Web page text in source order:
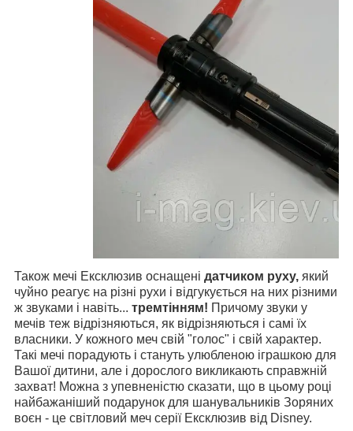
Також мечі Ексклюзив оснащені датчиком руху, який
чуйно реагує на різні рухи і відгукується на них різними
ж звуками і навіть... тремтінням! Причому звуки у
мечів теж відрізняються, як відрізняються і самі їх
власники. У кожного меч свій "голос" і свій характер.
Такі мечі порадують і стануть улюбленою іграшкою для
Вашої дитини, але і дорослого викликають справжній
захват! Можна з упевненістю сказати, що в цьому році
найбажаніший подарунок для шанувальників Зоряних
воєн - це світловий меч серії Ексклюзив від Disney.